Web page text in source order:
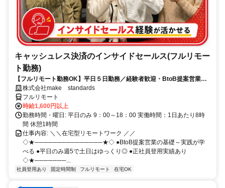
キャッシュレス決済のインサイドセールス(フルリモー
ト勤務)
【フルリモート勤務OK】平日５日勤務／経験者歓迎・BtoB提案営業で
スキルアップ
株式会社make standards
フルリモート
時給1,600円以上
勤務時間・曜日: 平日のみ 9：00～18：00 実働時間：1日あたり8時
間 休憩1時間
仕事内容: ＼＼在宅型リモートワーク ／／
◇★───────────────★◇ ●BtoB提案営業の基礎～実践が学
べる ●平日のみ週5で土日はゆっくり◎ ●正社員登用実績あり
◇★───────...
社員登用あり 固定時間制 フルリモート 在宅OK